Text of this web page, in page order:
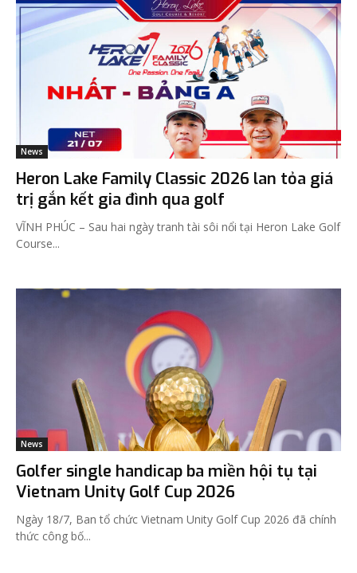
News
Heron Lake Family Classic 2026 lan tỏa giá
trị gắn kết gia đình qua golf
VĨNH PHÚC – Sau hai ngày tranh tài sôi nổi tại Heron Lake Golf
Course...
News
Golfer single handicap ba miền hội tụ tại
Vietnam Unity Golf Cup 2026
Ngày 18/7, Ban tổ chức Vietnam Unity Golf Cup 2026 đã chính
thức công bố...